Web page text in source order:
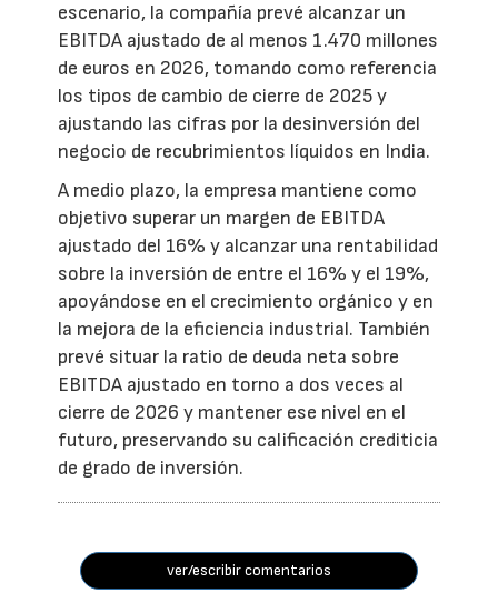
escenario, la compañía prevé alcanzar un
EBITDA ajustado de al menos 1.470 millones
de euros en 2026, tomando como referencia
los tipos de cambio de cierre de 2025 y
ajustando las cifras por la desinversión del
negocio de recubrimientos líquidos en India.
A medio plazo, la empresa mantiene como
objetivo superar un margen de EBITDA
ajustado del 16% y alcanzar una rentabilidad
sobre la inversión de entre el 16% y el 19%,
apoyándose en el crecimiento orgánico y en
la mejora de la eficiencia industrial. También
prevé situar la ratio de deuda neta sobre
EBITDA ajustado en torno a dos veces al
cierre de 2026 y mantener ese nivel en el
futuro, preservando su calificación crediticia
de grado de inversión.
ver/escribir comentarios